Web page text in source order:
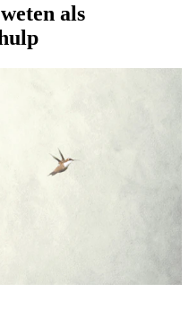
als